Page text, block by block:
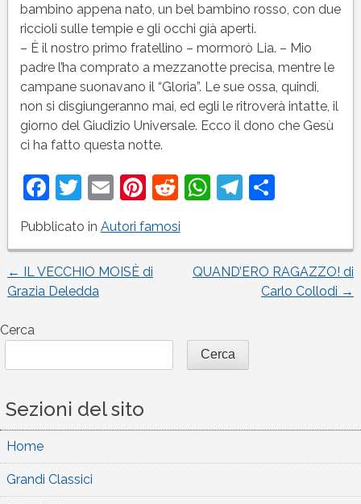
bambino appena nato, un bel bambino rosso, con due
riccioli sulle tempie e gli occhi già aperti.
– È il nostro primo fratellino – mormorò Lia. – Mio
padre l’ha comprato a mezzanotte precisa, mentre le
campane suonavano il “Gloria”. Le sue ossa, quindi,
non si disgiungeranno mai, ed egli le ritroverà intatte, il
giorno del Giudizio Universale. Ecco il dono che Gesù
ci ha fatto questa notte.
Facebook
Twitter
EmailPinterest
Reddit
WhatsApp
Telegram
Pubblicato in Autori famosi
Navigazione
articoli
← IL VECCHIO MOISÈ di
Grazia Deledda
QUAND’ERO RAGAZZO! di
Carlo Collodi →
Cerca
Cerca
Sezioni del sito
Home
Grandi Classici